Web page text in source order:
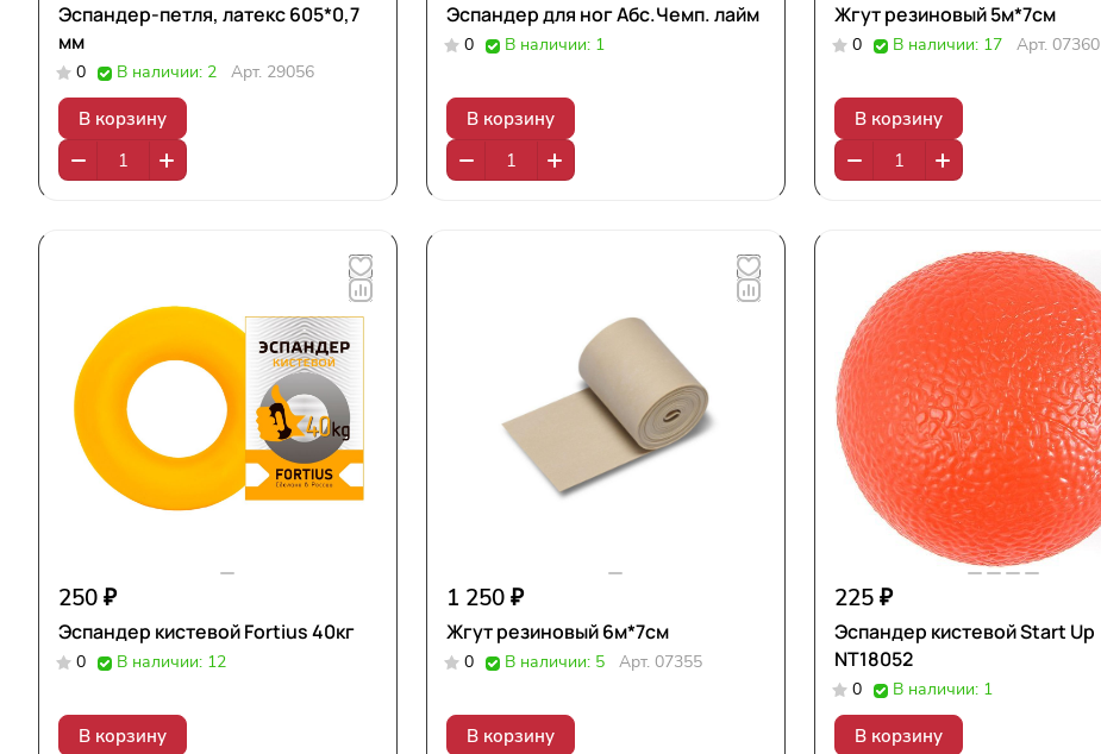
Эспандер-петля, латекс 605*0,7
мм
0 В наличии: 2 Арт. 29056
В корзину
Эспандер для ног Абс.Чемп. лайм
0 В наличии: 1
В корзину
Жгут резиновый 5м*7см
0 В наличии: 17 Арт. 07360
В корзину
250 ₽
Эспандер кистевой Fortius 40кг
0 В наличии: 12
В корзину
1 250 ₽
Жгут резиновый 6м*7см
0 В наличии: 5 Арт. 07355
В корзину
225 ₽
Эспандер кистевой Start Up
NT18052
0 В наличии: 1
В корзину